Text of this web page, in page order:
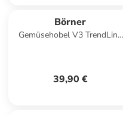
Börner
Gemüsehobel V3 TrendLine
39,90 €